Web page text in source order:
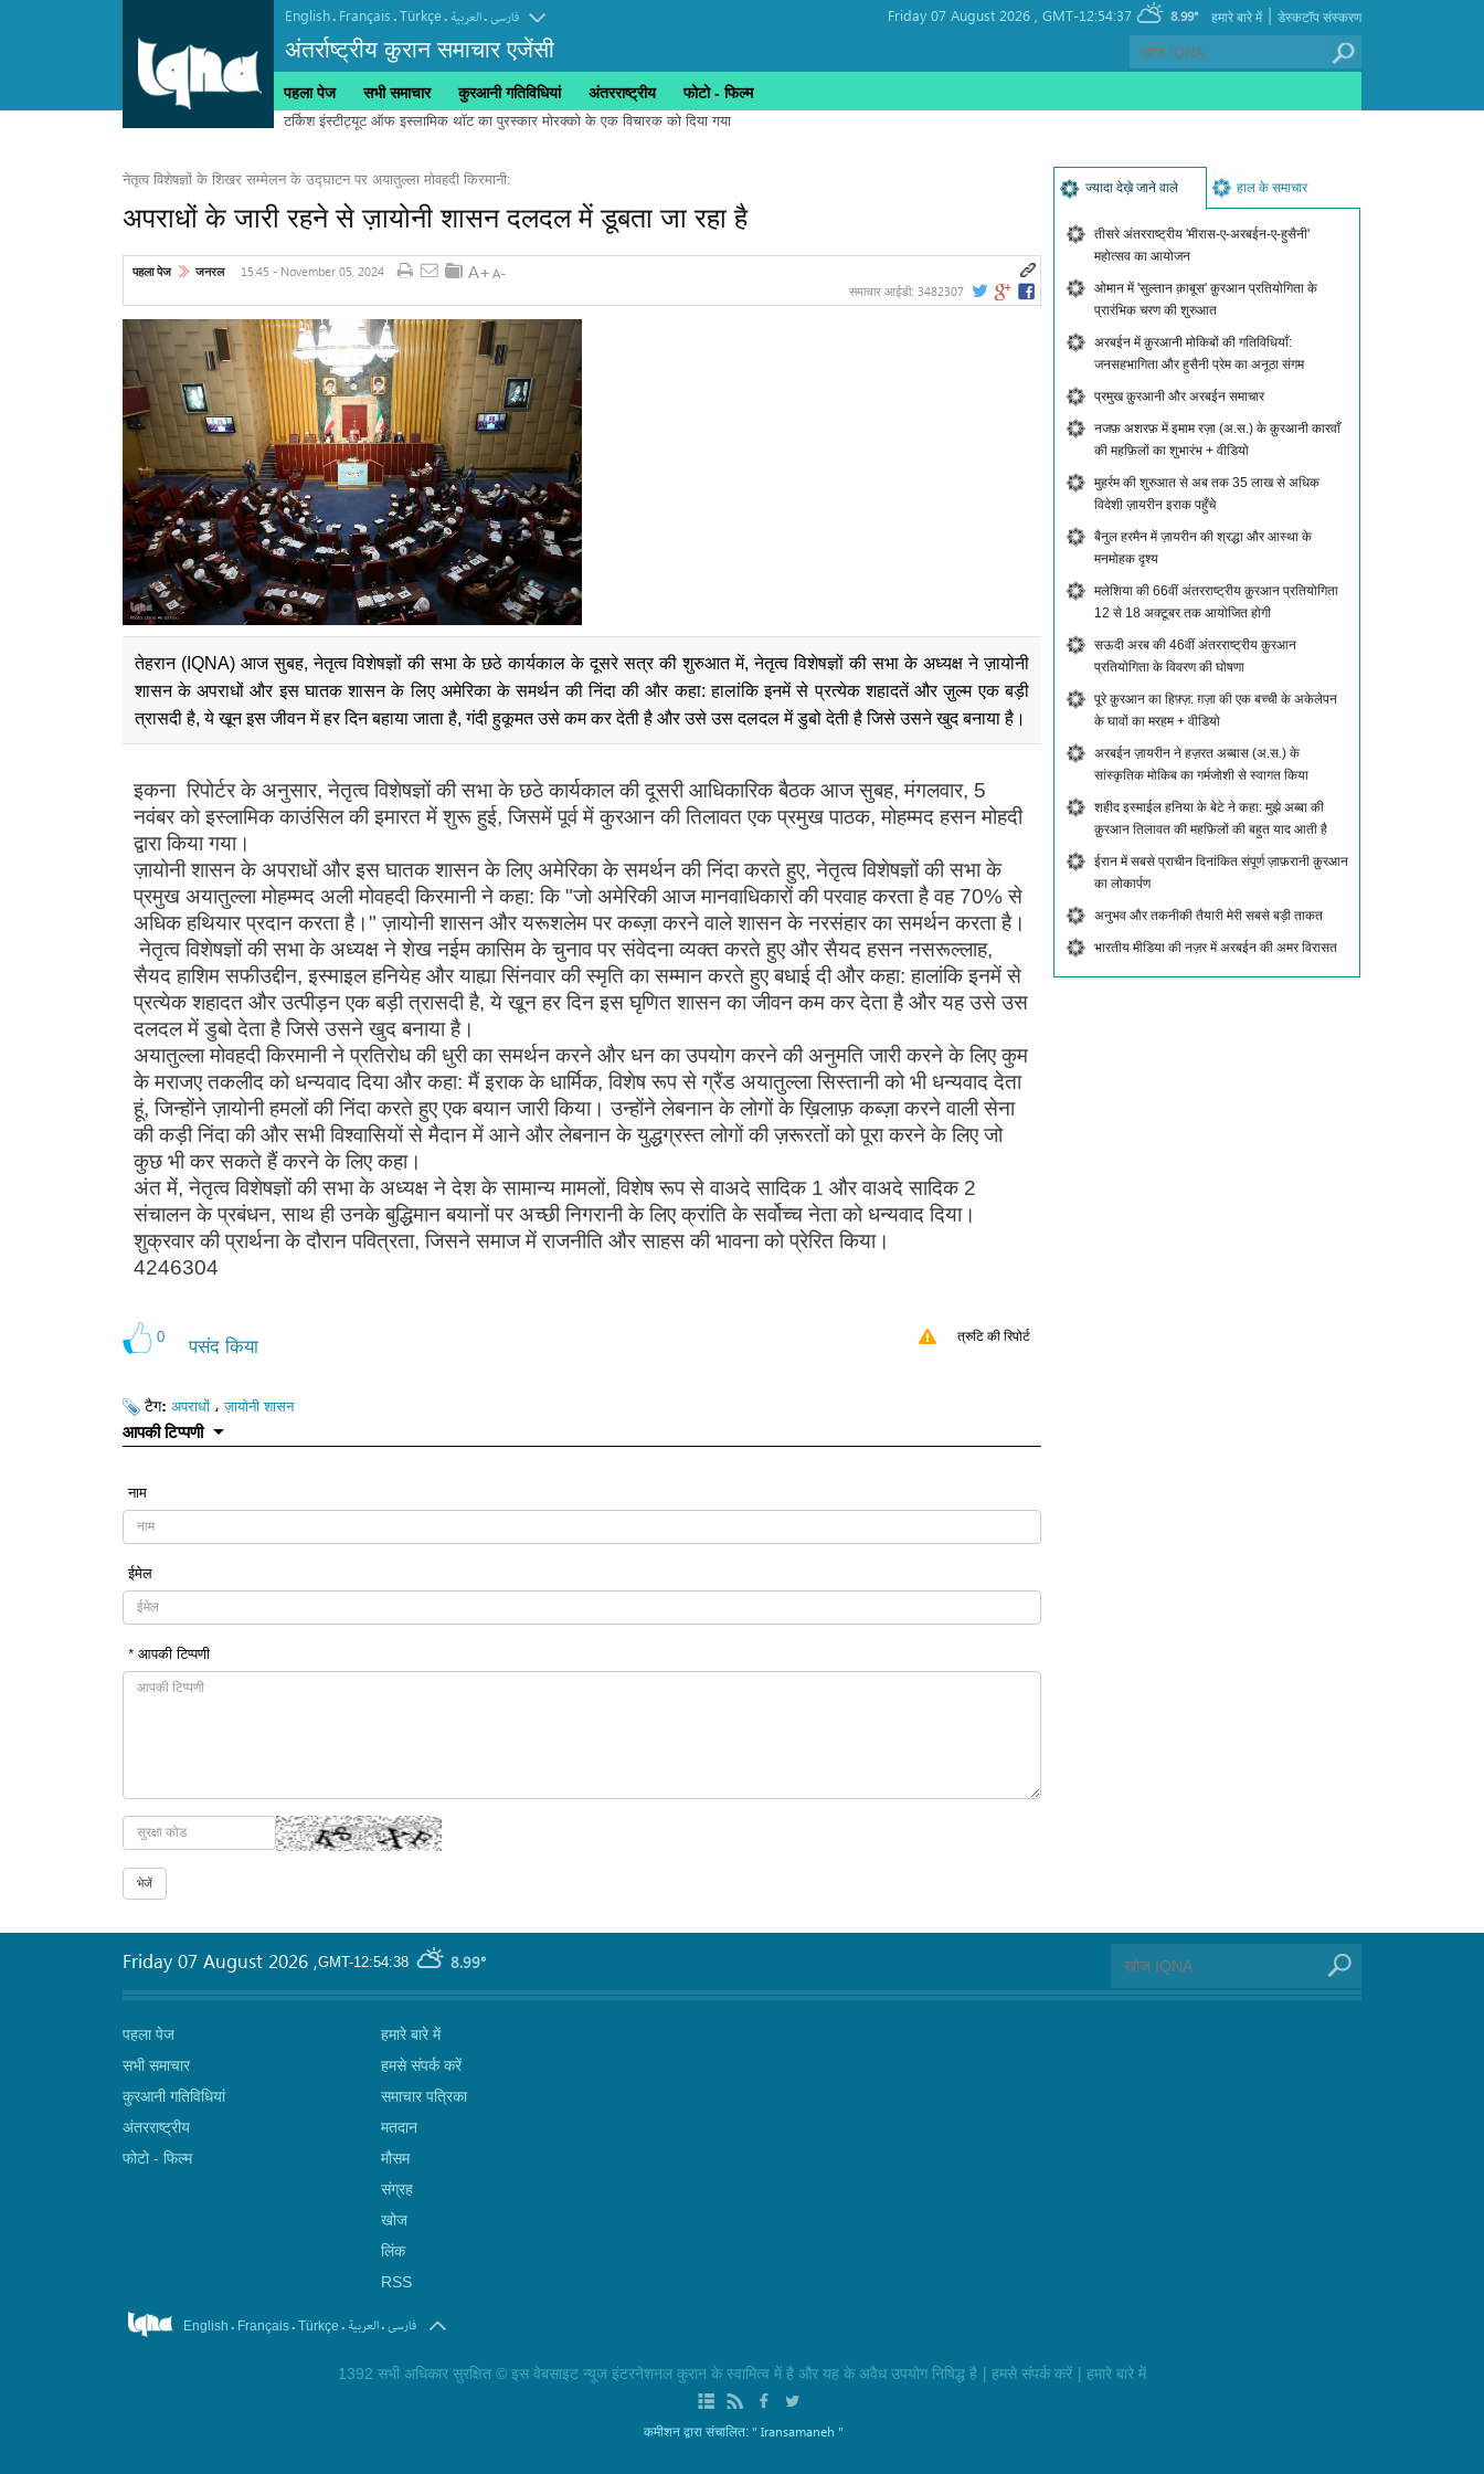
English. Français.Türkçe. العربیة.فارسی
अंतर्राष्ट्रीय कुरान समाचार एजेंसी
Friday 07 August 2026 , GMT-12:54:37 8.99° डेस्कटॉप संस्करण
|
हमारे बारे में
पहला पेज सभी समाचार कुरआनी गतिविधियां अंतरराष्ट्रीय फोटो - फिल्म
नेतृत्व विशेषज्ञों के शिखर सम्मेलन के उद्घाटन पर अयातुल्ला मोवहदी किरमानी:
अपराधों के जारी रहने से ज़ायोनी शासन दलदल में डूबता जा रहा है
पहला पेज जनरल 15:45 - November 05, 2024
समाचार आईडी: 3482307
तेहरान (IQNA) आज सुबह, नेतृत्व विशेषज्ञों की सभा के छठे कार्यकाल के दूसरे सत्र की शुरुआत में, नेतृत्व विशेषज्ञों की सभा के अध्यक्ष ने ज़ायोनी
शासन के अपराधों और इस घातक शासन के लिए अमेरिका के समर्थन की निंदा की और कहा: हालांकि इनमें से प्रत्येक शहादतें और ज़ुल्म एक बड़ी
त्रासदी है, ये खून इस जीवन में हर दिन बहाया जाता है, गंदी हुकूमत उसे कम कर देती है और उसे उस दलदल में डुबो देती है जिसे उसने खुद बनाया है।
इकना रिपोर्टर के अनुसार, नेतृत्व विशेषज्ञों की सभा के छठे कार्यकाल की दूसरी आधिकारिक बैठक आज सुबह, मंगलवार, 5
नवंबर को इस्लामिक काउंसिल की इमारत में शुरू हुई, जिसमें पूर्व में कुरआन की तिलावत एक प्रमुख पाठक, मोहम्मद हसन मोहदी
द्वारा किया गया।
ज़ायोनी शासन के अपराधों और इस घातक शासन के लिए अमेरिका के समर्थन की निंदा करते हुए, नेतृत्व विशेषज्ञों की सभा के
प्रमुख अयातुल्ला मोहम्मद अली मोवहदी किरमानी ने कहा: कि "जो अमेरिकी आज मानवाधिकारों की परवाह करता है वह 70% से
अधिक हथियार प्रदान करता है।" ज़ायोनी शासन और यरूशलेम पर कब्ज़ा करने वाले शासन के नरसंहार का समर्थन करता है।
नेतृत्व विशेषज्ञों की सभा के अध्यक्ष ने शेख नईम कासिम के चुनाव पर संवेदना व्यक्त करते हुए और सैयद हसन नसरूल्लाह,
सैयद हाशिम सफीउद्दीन, इस्माइल हनियेह और याह्या सिंनवार की स्मृति का सम्मान करते हुए बधाई दी और कहा: हालांकि इनमें से
प्रत्येक शहादत और उत्पीड़न एक बड़ी त्रासदी है, ये खून हर दिन इस घृणित शासन का जीवन कम कर देता है और यह उसे उस
दलदल में डुबो देता है जिसे उसने खुद बनाया है।
अयातुल्ला मोवहदी किरमानी ने प्रतिरोध की धुरी का समर्थन करने और धन का उपयोग करने की अनुमति जारी करने के लिए कुम
के मराजए तकलीद को धन्यवाद दिया और कहा: मैं इराक के धार्मिक, विशेष रूप से ग्रैंड अयातुल्ला सिस्तानी को भी धन्यवाद देता
हूं, जिन्होंने ज़ायोनी हमलों की निंदा करते हुए एक बयान जारी किया। उन्होंने लेबनान के लोगों के ख़िलाफ़ कब्ज़ा करने वाली सेना
की कड़ी निंदा की और सभी विश्वासियों से मैदान में आने और लेबनान के युद्धग्रस्त लोगों की ज़रूरतों को पूरा करने के लिए जो
कुछ भी कर सकते हैं करने के लिए कहा।
अंत में, नेतृत्व विशेषज्ञों की सभा के अध्यक्ष ने देश के सामान्य मामलों, विशेष रूप से वाअदे सादिक 1 और वाअदे सादिक 2
संचालन के प्रबंधन, साथ ही उनके बुद्धिमान बयानों पर अच्छी निगरानी के लिए क्रांति के सर्वोच्च नेता को धन्यवाद दिया।
शुक्रवार की प्रार्थना के दौरान पवित्रता, जिसने समाज में राजनीति और साहस की भावना को प्रेरित किया।
4246304
0 पसंद किया त्रुटि की रिपोर्ट
टैग: अपराधों ،ज़ायोनी शासन
आपकी टिप्पणी
नाम
ईमेल
* आपकी टिप्पणी
ज्यादा देख़े जाने वाले हाल के समाचार
तीसरे अंतरराष्ट्रीय 'मीरास-ए-अरबईन-ए-हुसैनी'
महोत्सव का आयोजन
ओमान में 'सुल्तान क़ाबूस' क़ुरआन प्रतियोगिता के
प्रारंभिक चरण की शुरुआत
अरबईन में क़ुरआनी मोकिबों की गतिविधियाँ:
जनसहभागिता और हुसैनी प्रेम का अनूठा संगम
प्रमुख क़ुरआनी और अरबईन समाचार
नजफ़ अशरफ़ में इमाम रज़ा (अ.स.) के क़ुरआनी कारवाँ
की महफ़िलों का शुभारंभ + वीडियो
मुहर्रम की शुरुआत से अब तक 35 लाख से अधिक
विदेशी ज़ायरीन इराक पहुँचे
बैनुल हरमैन में ज़ायरीन की श्रद्धा और आस्था के
मनमोहक दृश्य
मलेशिया की 66वीं अंतरराष्ट्रीय क़ुरआन प्रतियोगिता
12 से 18 अक्टूबर तक आयोजित होगी
सऊदी अरब की 46वीं अंतरराष्ट्रीय क़ुरआन
प्रतियोगिता के विवरण की घोषणा
पूरे क़ुरआन का हिफ़्ज़: ग़ज़ा की एक बच्ची के अकेलेपन
के घावों का मरहम + वीडियो
अरबईन ज़ायरीन ने हज़रत अब्बास (अ.स.) के
सांस्कृतिक मोकिब का गर्मजोशी से स्वागत किया
शहीद इस्माईल हनिया के बेटे ने कहा: मुझे अब्बा की
क़ुरआन तिलावत की महफ़िलों की बहुत याद आती है
ईरान में सबसे प्राचीन दिनांकित संपूर्ण ज़ाफ़रानी क़ुरआन
का लोकार्पण
अनुभव और तकनीकी तैयारी मेरी सबसे बड़ी ताकत
भारतीय मीडिया की नज़र में अरबईन की अमर विरासत
GMT-12:54:38 8.99°
Friday 07 August 2026 ,
पहला पेज
सभी समाचार
कुरआनी गतिविधियां
अंतरराष्ट्रीय
फोटो - फिल्म
हमारे बारे में
हमसे संपर्क करें
समाचार पत्रिका
मतदान
मौसम
संग्रह
खोज
लिंक
RSS
English . Français. Türkçe . العربیة.فارسی
1392 सभी अधिकार सुरक्षित © इस वेबसाइट न्यूज इंटरनेशनल कुरान के स्वामित्व में है और यह के अवैध उपयोग निषिद्ध है हमसे संपर्क करें हमारे बारे में
कमीशन द्वारा संचालित: " Iransamaneh "